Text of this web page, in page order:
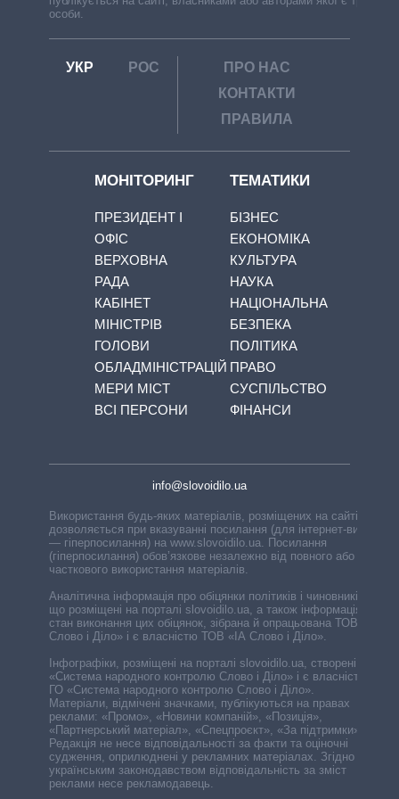
особи.
УКР РОС
ПРО НАС
КОНТАКТИ
ПРАВИЛА
МОНІТОРИНГ
ПРЕЗИДЕНТ І
ОФІС
ВЕРХОВНА
РАДА
КАБІНЕТ
МІНІСТРІВ
ГОЛОВИ
ОБЛАДМІНІСТРАЦІЙ
МЕРИ МІСТ
ВСІ ПЕРСОНИ
ТЕМАТИКИ
БІЗНЕС
ЕКОНОМІКА
КУЛЬТУРА
НАУКА
НАЦІОНАЛЬНА
БЕЗПЕКА
ПОЛІТИКА
ПРАВО
СУСПІЛЬСТВО
ФІНАНСИ
info@slovoidilo.ua
Використання будь-яких матеріалів, розміщених на сайті,
дозволяється при вказуванні посилання (для інтернет-видань
— гіперпосилання) на www.slovoidilo.ua. Посилання
(гіперпосилання) обов’язкове незалежно від повного або
часткового використання матеріалів.
Аналітична інформація про обіцянки політиків і чиновників,
що розміщені на порталі slovoidilo.ua, а також інформація про
стан виконання цих обіцянок, зібрана й опрацьована ТОВ «ІА
Слово і Діло» і є власністю ТОВ «ІА Слово і Діло».
Інфографіки, розміщені на порталі slovoidilo.ua, створені ГО
«Система народного контролю Слово і Діло» і є власністю
ГО «Система народного контролю Слово і Діло».
Матеріали, відмічені значками, публікуються на правах
реклами: «Промо», «Новини компаній», «Позиція»,
«Партнерський матеріал», «Спецпроєкт», «За підтримки».
Редакція не несе відповідальності за факти та оціночні
судження, оприлюднені у рекламних матеріалах. Згідно з
українським законодавством відповідальність за зміст
реклами несе рекламодавець.